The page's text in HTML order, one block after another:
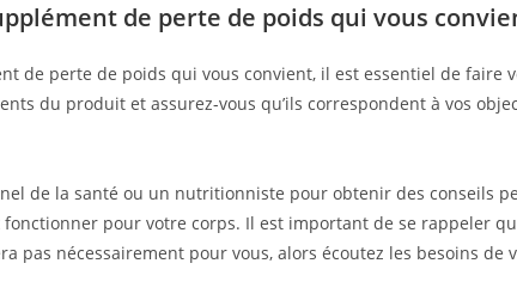
de perte de poids qui vous
de perte de poids qui vous convient, il est essentiel de faire
du produit et assurez-vous qu’ils correspondent à vos
de la santé ou un nutritionniste pour obtenir des conseils
pour votre corps. Il est important de se rappeler
pas nécessairement pour vous, alors écoutez les besoins de